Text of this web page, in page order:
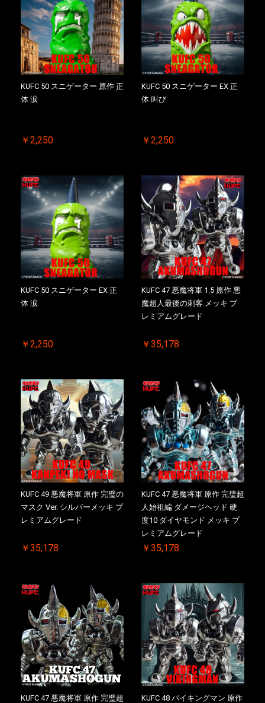
お買い物を続ける カートへ進む
KUFC 50 スニゲーター 原作 正
体 涙
￥2,250
KUFC 50 スニゲーター EX 正
体 叫び
￥2,250
KUFC 50 スニゲーター EX 正
体 涙
￥2,250
KUFC 47 悪魔将軍 1.5 原作 悪
魔超人最後の刺客 メッキ プ
レミアムグレード
￥35,178
KUFC 49 悪魔将軍 原作 完璧の
マスク Ver. シルバーメッキ プ
レミアムグレード
￥35,178
KUFC 47 悪魔将軍 原作 完璧超
人始祖編 ダメージヘッド 硬
度10 ダイヤモンド メッキ プ
レミアムグレード
￥35,178
KUFC 47 悪魔将軍 原作 完璧超
KUFC 48 バイキングマン 原作